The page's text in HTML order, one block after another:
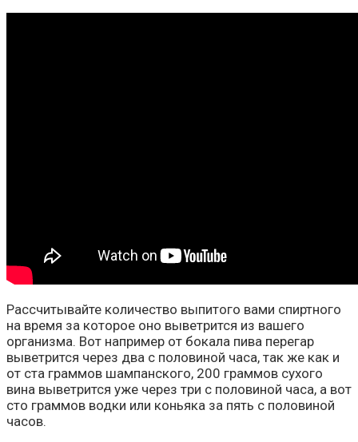
Рассчитывайте количество выпитого вами спиртного
на время за которое оно выветрится из вашего
организма. Вот например от бокала пива перегар
выветрится через два с половиной часа, так же как и
от ста граммов шампанского, 200 граммов сухого
вина выветрится уже через три с половиной часа, а вот
сто граммов водки или коньяка за пять с половиной
часов.